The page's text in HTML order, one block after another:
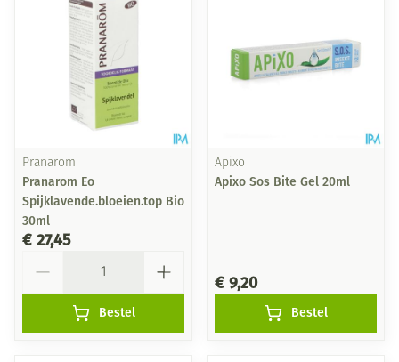
Pranarom
Pranarom Eo
Spijklavende.bloeien.top Bio
30ml
€ 27,45
Bestel
Apixo
Apixo Sos Bite Gel 20ml
€ 9,20
Bestel